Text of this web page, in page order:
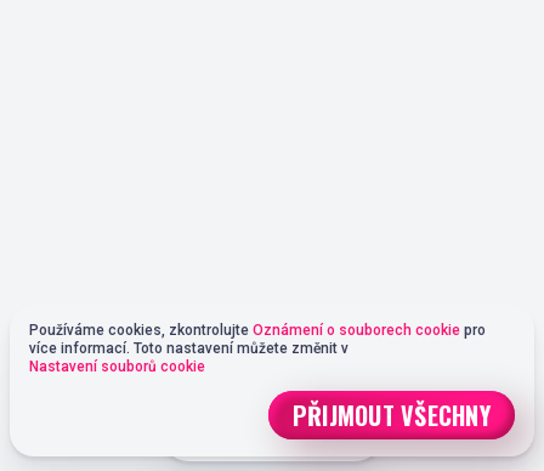
REGISTRACE
Používáme cookies, zkontrolujte Oznámení o souborech cookie pro
více informací. Toto nastavení můžete změnit v
Nastavení souborů cookie
PŘIJMOUT VŠECHNY